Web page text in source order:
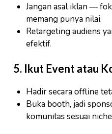
Jangan asal iklan —
memang punya nilai.
Retargeting audiens
efektif.
5. Ikut Event atau
Hadir secara offline
Buka booth, jadi
komunitas sesuai